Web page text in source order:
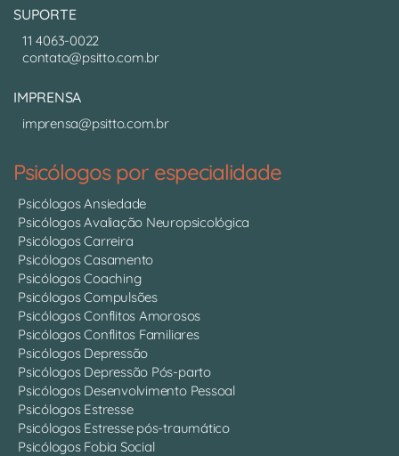
SUPORTE
11 4063-0022
contato@psitto.com.br
IMPRENSA
imprensa@psitto.com.br
Psicólogos por especialidade
Psicólogos Ansiedade
Psicólogos Avaliação Neuropsicológica
Psicólogos Carreira
Psicólogos Casamento
Psicólogos Coaching
Psicólogos Compulsões
Psicólogos Conflitos Amorosos
Psicólogos Conflitos Familiares
Psicólogos Depressão
Psicólogos Depressão Pós-parto
Psicólogos Desenvolvimento Pessoal
Psicólogos Estresse
Psicólogos Estresse pós-traumático
Psicólogos Fobia Social